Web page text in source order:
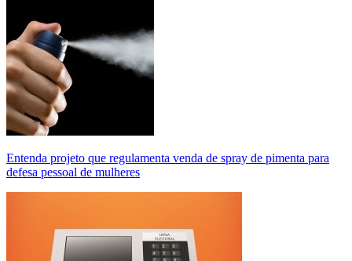
Entenda projeto que regulamenta venda de spray de pimenta para
defesa pessoal de mulheres